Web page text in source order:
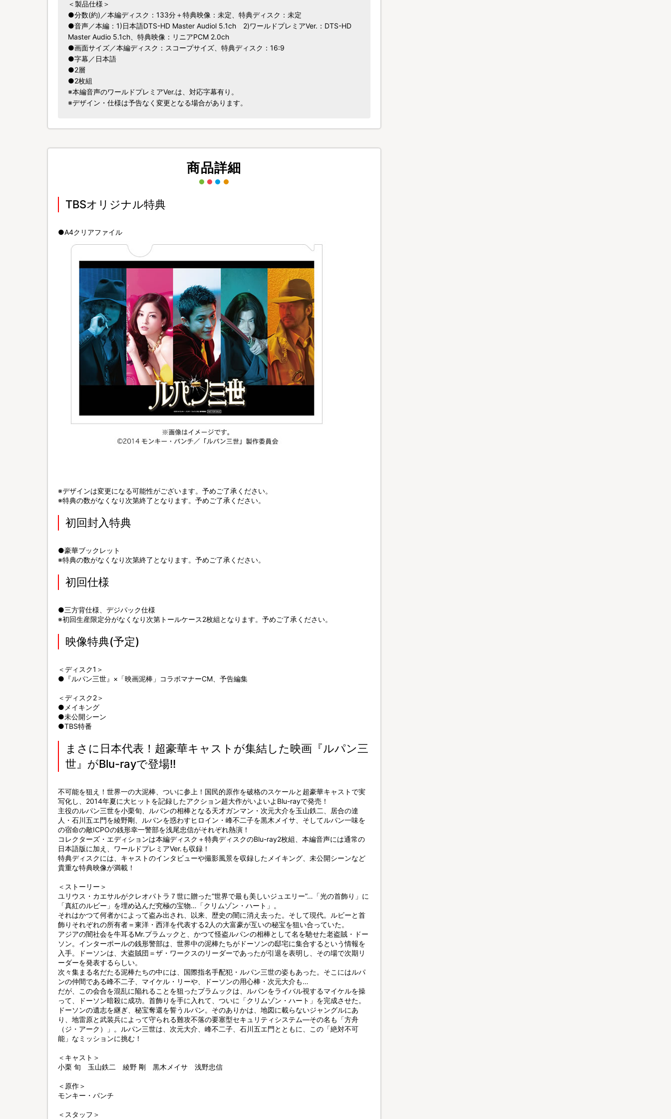
＜製品仕様＞
●分数(約)／本編ディスク：133分＋特典映像：未定、特典ディスク：未定
●音声／本編：1)日本語DTS-HD Master Audiol 5.1ch 2)ワールドプレミアVer.：DTS-HD
Master Audio 5.1ch、特典映像：リニアPCM 2.0ch
●画面サイズ／本編ディスク：スコープサイズ、特典ディスク：16:9
●字幕／日本語
●2層
●2枚組
※本編音声のワールドプレミアVer.は、対応字幕有り。
※デザイン・仕様は予告なく変更となる場合があります。
商品詳細
TBSオリジナル特典
●A4クリアファイル
※デザインは変更になる可能性がございます。予めご了承ください。
※特典の数がなくなり次第終了となります。予めご了承ください。
初回封入特典
●豪華ブックレット
※特典の数がなくなり次第終了となります。予めご了承ください。
初回仕様
●三方背仕様、デジパック仕様
※初回生産限定分がなくなり次第トールケース2枚組となります。予めご了承ください。
映像特典(予定)
＜ディスク1＞
●『ルパン三世』×「映画泥棒」コラボマナーCM、予告編集
＜ディスク2＞
●メイキング
●未公開シーン
●TBS特番
まさに日本代表！超豪華キャストが集結した映画『ルパン三
世』がBlu-rayで登場!!
不可能を狙え！世界一の大泥棒、ついに参上！国民的原作を破格のスケールと超豪華キャストで実
写化し、2014年夏に大ヒットを記録したアクション超大作がいよいよBlu-rayで発売！
主役のルパン三世を小栗旬、ルパンの相棒となる天才ガンマン・次元大介を玉山鉄二、居合の達
人・石川五エ門を綾野剛、ルパンを惑わすヒロイン・峰不二子を黒木メイサ、そしてルパン一味を
の宿命の敵ICPOの銭形幸一警部を浅尾忠信がそれぞれ熱演！
コレクターズ・エディションは本編ディスク＋特典ディスクのBlu-ray2枚組、本編音声には通常の
日本語版に加え、ワールドプレミアVer.も収録！
特典ディスクには、キャストのインタビューや撮影風景を収録したメイキング、未公開シーンなど
貴重な特典映像が満載！
＜ストーリー＞
ユリウス・カエサルがクレオパトラ７世に贈った“世界で最も美しいジュエリー”…「光の首飾り」に
「真紅のルビー」を埋め込んだ究極の宝物…「クリムゾン・ハート」。
それはかつて何者かによって盗み出され、以来、歴史の闇に消え去った。そして現代。ルビーと首
飾りそれぞれの所有者＝東洋・西洋を代表する2人の大富豪が互いの秘宝を狙い合っていた。
アジアの闇社会を牛耳るMr.プラムックと、かつて怪盗ルパンの相棒として名を馳せた老盗賊・ドー
ソン。インターポールの銭形警部は、世界中の泥棒たちがドーソンの邸宅に集合するという情報を
入手。ドーソンは、大盗賊団＝ザ・ワークスのリーダーであったが引退を表明し、その場で次期リ
ーダーを発表するらしい。
次々集まる名だたる泥棒たちの中には、国際指名手配犯・ルパン三世の姿もあった。そこにはルパ
ンの仲間である峰不二子、マイケル・リーや、ドーソンの用心棒・次元大介も…
だが、この会合を混乱に陥れることを狙ったプラムックは、ルパンをライバル視するマイケルを操
って、ドーソン暗殺に成功。首飾りを手に入れて、ついに「クリムゾン・ハート」を完成させた。
ドーソンの遺志を継ぎ、秘宝奪還を誓うルパン。そのありかは、地図に載らないジャングルにあ
り、地雷原と武装兵によって守られる難攻不落の要塞型セキュリティシステム—その名も「方舟
（ジ・アーク）」。ルパン三世は、次元大介、峰不二子、石川五エ門とともに、この「絶対不可
能」なミッションに挑む！
＜キャスト＞
小栗 旬 玉山鉄二 綾野 剛 黒木メイサ 浅野忠信
＜原作＞
モンキー・パンチ
＜スタッフ＞